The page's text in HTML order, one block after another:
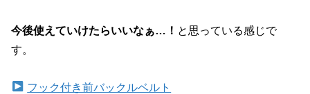
今後使えていけたらいいなぁ…！ と思っている感じで
す。
フック付き前バックルベルト